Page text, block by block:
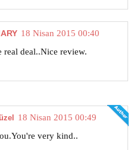
18 Nisan 2015 00:40
real deal..Nice review.
18 Nisan 2015 00:49
very kind..